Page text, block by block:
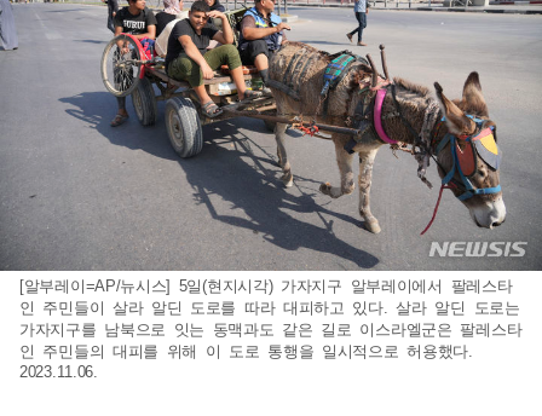
[알부레이=AP/뉴시스] 5일(현지시각) 가자지구 알부레이에서 팔레스타
인 주민들이 살라 알딘 도로를 따라 대피하고 있다. 살라 알딘 도로는
가자지구를 남북으로 잇는 동맥과도 같은 길로 이스라엘군은 팔레스타
인 주민들의 대피를 위해 이 도로 통행을 일시적으로 허용했다.
2023.11.06.